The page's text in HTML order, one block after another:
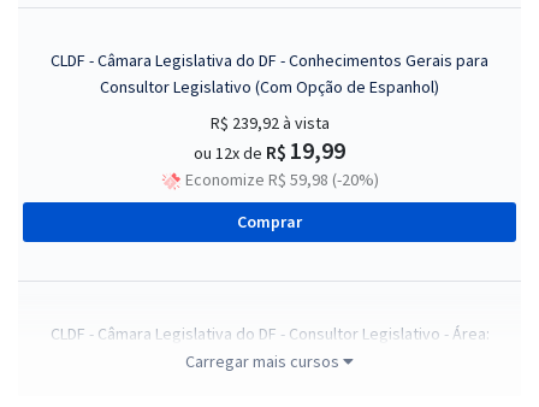
CLDF - Câmara Legislativa do DF - Conhecimentos Gerais para
Consultor Legislativo (Com Opção de Espanhol)
R$ 239,92à vista
ou 12x de R$ 19,99
Economize R$ 59,98 (-20%)
Comprar
CLDF - Câmara Legislativa do DF - Consultor Legislativo - Área:
Constituição e Justiça (Com Opção de Inglês)
Carregar mais cursos